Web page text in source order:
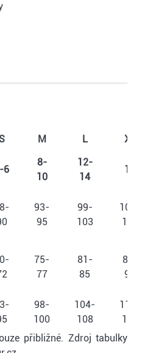
S M L
XL
6
8-
10
12-
14
16
93-
95
99-
103
107-
110
75-
77
81-
85
89-
93
98-
100
104-
108
112-
116
přibližné. Zdroj tabulky